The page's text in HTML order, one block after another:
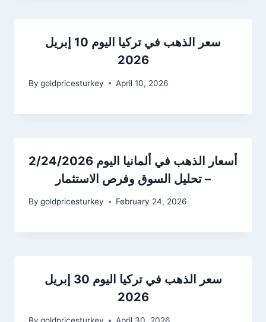
سعر الذهب في تركيا اليوم 10 إبريل
2026
By goldpricesturkey April 10, 2026
أسعار الذهب في ألمانيا اليوم 2/24/2026
– تحليل السوق وفرص الاستثمار
By goldpricesturkey February 24, 2026
سعر الذهب في تركيا اليوم 30 إبريل
2026